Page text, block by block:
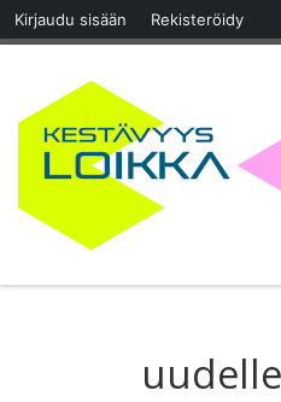
Kirjaudu sisään Rekisteröidy
Skip to content